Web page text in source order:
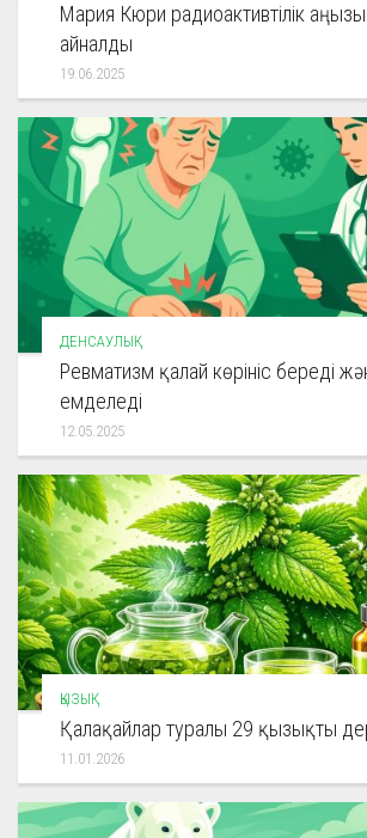
Мария Кюри радиоактивтілік
айналды
19.06.2025
ДЕНСАУЛЫҚ
Ревматизм қалай көрініс береді
емделеді
12.05.2025
ҚЫЗЫҚ
Қалақайлар туралы 29 қызықты
11.01.2026